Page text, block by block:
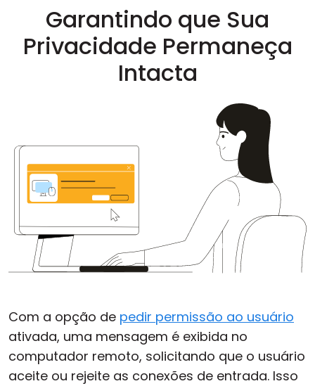
Garantindo que Sua
Privacidade Permaneça
Intacta
Com a opção de pedir permissão ao usuário
ativada, uma mensagem é exibida no
computador remoto, solicitando que o usuário
aceite ou rejeite as conexões de entrada. Isso